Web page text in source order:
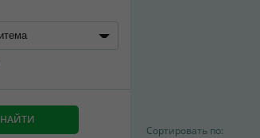
НАЙТИ
Сортировать по: